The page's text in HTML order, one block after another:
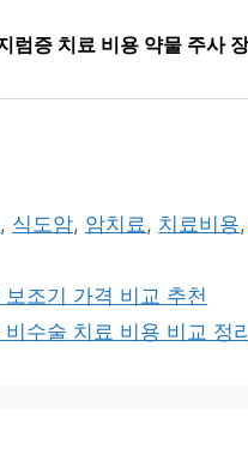
럼증 치료 비용 약물 주사
, 식도암, 암치료, 치료비용,
조기 가격 비교 추천
수술 치료 비용 비교 정